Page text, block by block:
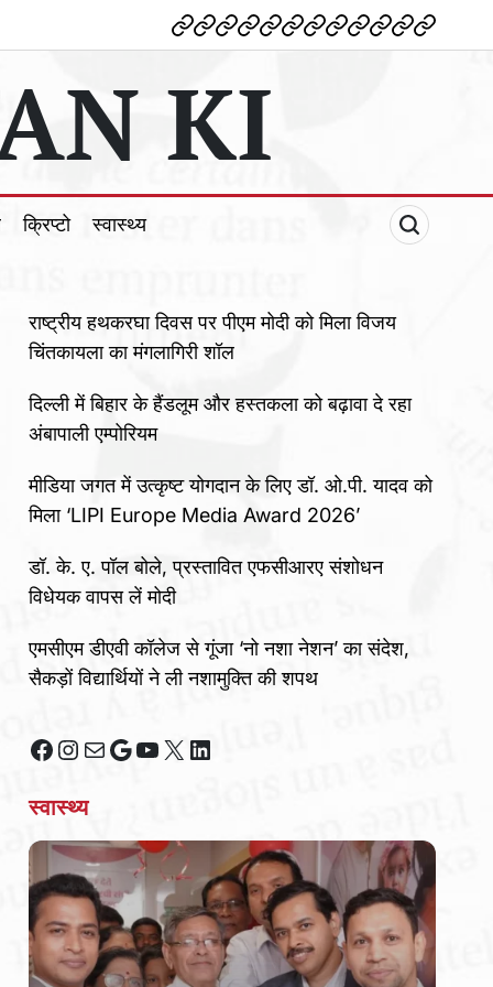
देश विदेशपोलटिकल
मनोरंजन
शिक्षाटेक्नोलॉजी
व्यापारक्राइम
धर्म खेलक्रिप्टोस्वास्थ्य
KI
क्रिप्टो स्वास्थ्य
राष्ट्रीय हथकरघा दिवस पर पीएम मोदी को मिला विजय
चिंतकायला का मंगलागिरी शॉल
दिल्ली में बिहार के हैंडलूम और हस्तकला को बढ़ावा दे रहा
अंबापाली एम्पोरियम
मीडिया जगत में उत्कृष्ट योगदान के लिए डॉ. ओ.पी. यादव को
मिला ‘LIPI Europe Media Award 2026’
डॉ. के. ए. पॉल बोले, प्रस्तावित एफसीआरए संशोधन
विधेयक वापस लें मोदी
एमसीएम डीएवी कॉलेज से गूंजा ‘नो नशा नेशन’ का संदेश,
सैकड़ों विद्यार्थियों ने ली नशामुक्ति की शपथ
Facebook
Instagram
MailGoogle
YouTube
X LinkedIn
स्वास्थ्य